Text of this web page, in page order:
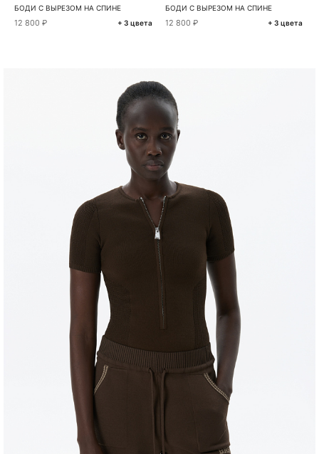
БОДИ С ВЫРЕЗОМ НА СПИНЕ
12 800 ₽ + 3 цвета
БОДИ С ВЫРЕЗОМ НА СПИНЕ
12 800 ₽ + 3 цвета